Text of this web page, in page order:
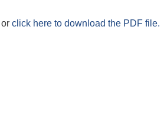
or click here to download the PDF file.